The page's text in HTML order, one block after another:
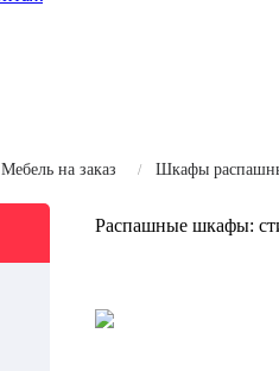
Мебель на заказ Шкафы
Распашные шкафы: